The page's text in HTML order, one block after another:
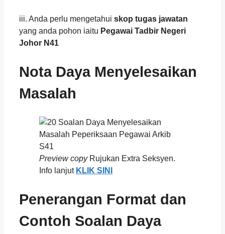
iii. Anda perlu mengetahui skop tugas jawatan
yang anda pohon iaitu Pegawai Tadbir Negeri
Johor N41
Nota Daya Menyelesaikan
Masalah
Preview copy Rujukan Extra Seksyen.
Info lanjut KLIK SINI
Penerangan Format dan
Contoh Soalan Daya